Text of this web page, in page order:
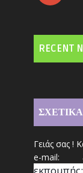
RECENT
Γειάς σας
e-mail: